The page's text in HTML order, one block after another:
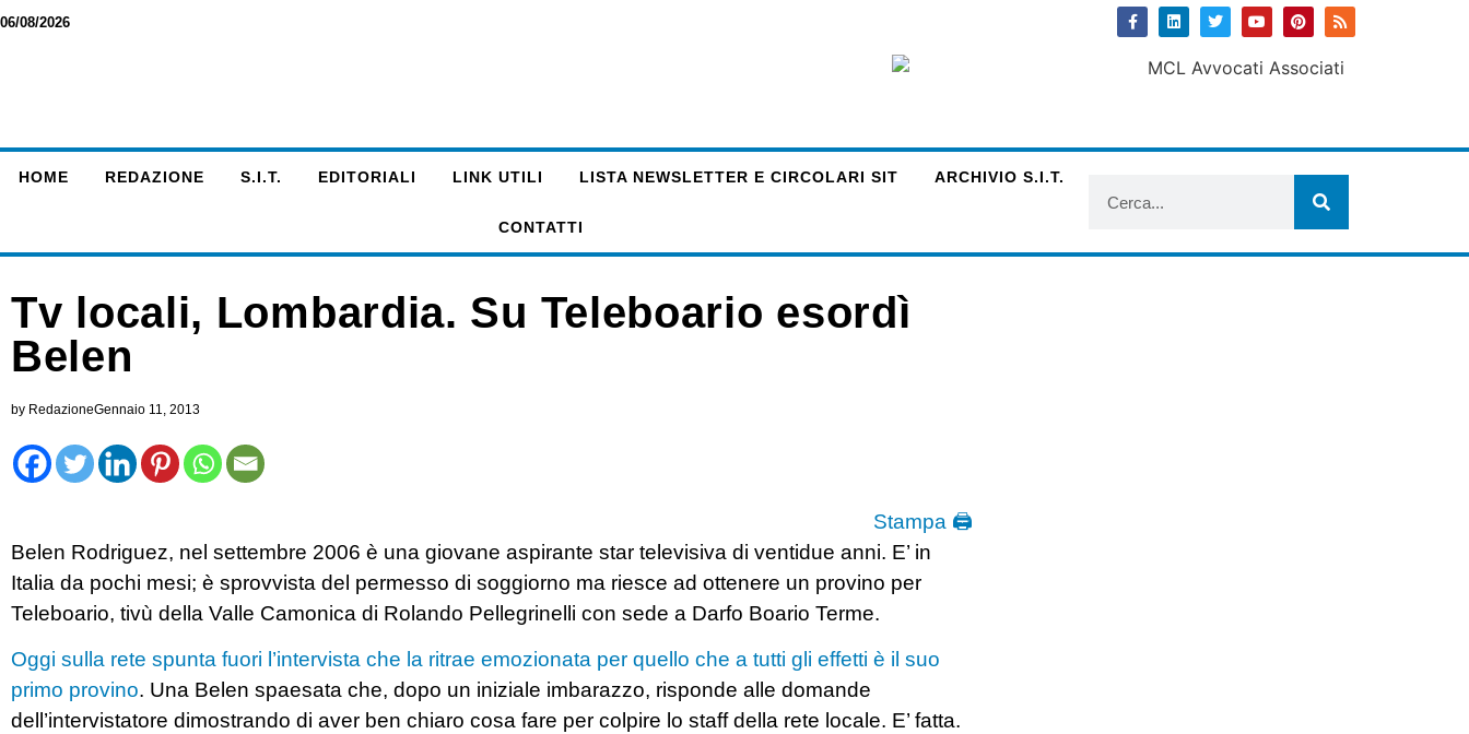
06/08/2026
HOME REDAZIONE S.I.T. EDITORIALI LINK UTILI LISTA NEWSLETTER E CIRCOLARI SIT ARCHIVIO S.I.T.
CONTATTI
Tv locali, Lombardia. Su Teleboario esordì
Belen
by RedazioneGennaio 11, 2013
Stampa 🖨
Belen Rodriguez, nel settembre 2006 è una giovane aspirante star televisiva di ventidue anni. E’ in
Italia da pochi mesi; è sprovvista del permesso di soggiorno ma riesce ad ottenere un provino per
Teleboario, tivù della Valle Camonica di Rolando Pellegrinelli con sede a Darfo Boario Terme.
Oggi sulla rete spunta fuori l’intervista che la ritrae emozionata per quello che a tutti gli effetti è il suo
primo provino. Una Belen spaesata che, dopo un iniziale imbarazzo, risponde alle domande
dell’intervistatore dimostrando di aver ben chiaro cosa fare per colpire lo staff della rete locale. E’ fatta.